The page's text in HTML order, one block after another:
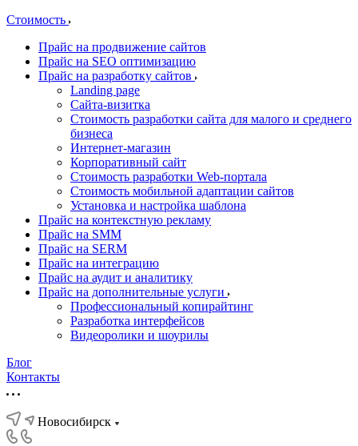
Стоимость
Прайс на продвижение сайтов
Прайс на SEO оптимизацию
Прайс на разработку сайтов
Landing page
Cайта-визитка
Стоимость разработки сайта для малого и среднего
бизнеса
Интернет-магазин
Корпоративный сайт
Стоимость разработки Web-портала
Стоимость мобильной адаптации сайтов
Установка и настройка шаблона
Прайс на контекстную рекламу
Прайс на SMM
Прайс на SERM
Прайс на интеграцию
Прайс на аудит и аналитику
Прайс на дополнительные услуги
Профессиональный копирайтинг
Разработка интерфейсов
Видеоролики и шоурилы
Блог
Контакты
Новосибирск